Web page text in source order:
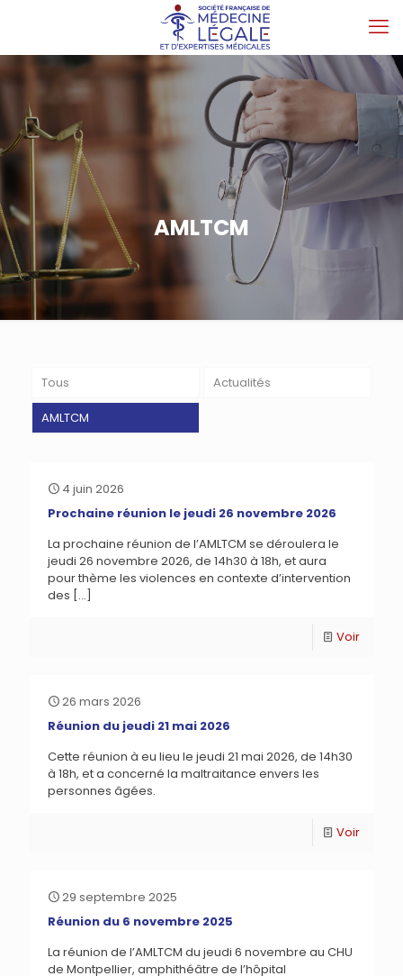
AMLTCM
Tous Actualités
AMLTCM
4 juin 2026
Prochaine réunion le jeudi 26 novembre 2026
La prochaine réunion de l’AMLTCM se déroulera le
jeudi 26 novembre 2026, de 14h30 à 18h, et aura
pour thème les violences en contexte d’intervention
des […]
Voir
26 mars 2026
Réunion du jeudi 21 mai 2026
Cette réunion à eu lieu le jeudi 21 mai 2026, de 14h30
à 18h, et a concerné la maltraitance envers les
personnes âgées.
Voir
29 septembre 2025
Réunion du 6 novembre 2025
La réunion de l’AMLTCM du jeudi 6 novembre au CHU
de Montpellier, amphithéâtre de l’hôpital